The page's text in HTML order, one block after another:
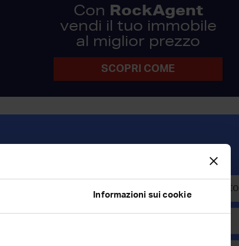
Informazioni sui cookie
Con RockAgent
vendi il tuo immobile
al miglior prezzo
SCOPRI COME
Affitto